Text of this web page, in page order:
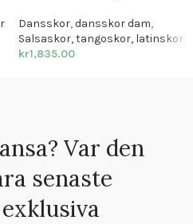
Dansskor,dansskor dam,
Salsaskor, tangoskor, latinskor
kr1,835.00
Var den
senaste